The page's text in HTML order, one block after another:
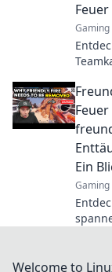
Feuer
Gaming
und
für den
Ein
Gaming
Feuer
Welcome to